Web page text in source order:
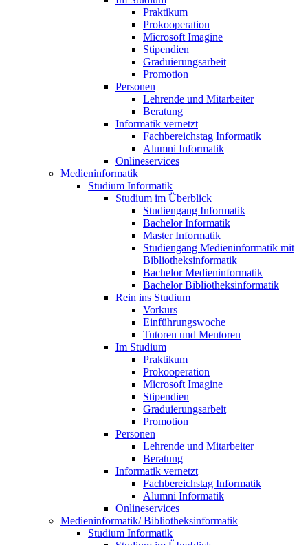
Praktikum
Prokooperation
Microsoft Imagine
Stipendien
Graduierungsarbeit
Promotion
Personen
Lehrende und Mitarbeiter
Beratung
Informatik vernetzt
Fachbereichstag Informatik
Alumni Informatik
Onlineservices
Medieninformatik
Studium Informatik
Studium im Überblick
Studiengang Informatik
Bachelor Informatik
Master Informatik
Studiengang Medieninformatik mit
Bibliotheksinformatik
Bachelor Medieninformatik
Bachelor Bibliotheksinformatik
Rein ins Studium
Vorkurs
Einführungswoche
Tutoren und Mentoren
Im Studium
Praktikum
Prokooperation
Microsoft Imagine
Stipendien
Graduierungsarbeit
Promotion
Personen
Lehrende und Mitarbeiter
Beratung
Informatik vernetzt
Fachbereichstag Informatik
Alumni Informatik
Onlineservices
Medieninformatik/ Bibliotheksinformatik
Studium Informatik